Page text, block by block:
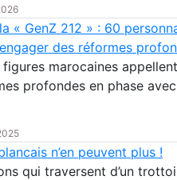
« GenZ 212 » : 60
des réformes
marocaines
profondes en phase
n’en peuvent plus !
qui traversent d’un